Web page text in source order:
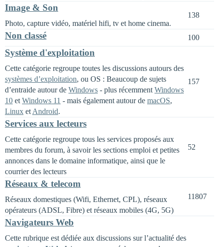
Image & Son
Photo, capture vidéo, matériel hifi, tv et home cinema.
138
Non classé 100
Système d'exploitation
Cette catégorie regroupe toutes les discussions autours des
systèmes d’exploitation, ou OS : Beaucoup de sujets
d’entraide autour de Windows - plus récemment Windows
10 et Windows 11 - mais également autour de macOS,
Linux et Android.
157
Services aux lecteurs
Cette catégorie regroupe tous les services proposés aux
membres du forum, à savoir les sections emploi et petites
annonces dans le domaine informatique, ainsi que le
courrier des lecteurs
52
Réseaux & telecom
Réseaux domestiques (Wifi, Ethernet, CPL), réseaux
opérateurs (ADSL, Fibre) et réseaux mobiles (4G, 5G)
11807
Navigateurs Web
Cette rubrique est dédiée aux discussions sur l’actualité des